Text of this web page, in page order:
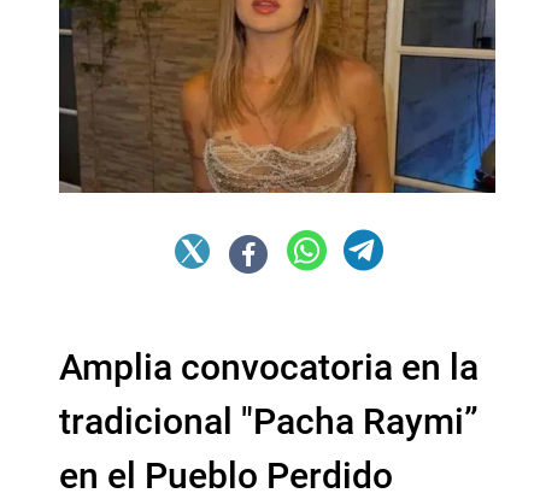
Amplia convocatoria en la
tradicional "Pacha Raymi”
en el Pueblo Perdido